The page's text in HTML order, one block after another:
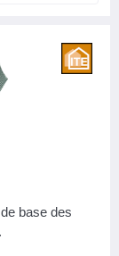
base des